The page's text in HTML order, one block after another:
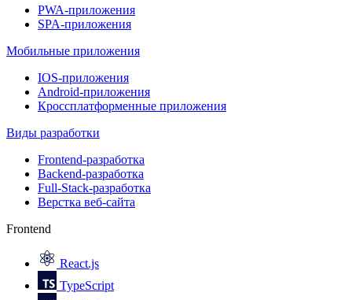
PWA-приложения
SPA-приложения
Мобильные приложения
IOS-приложения
Android-приложения
Кроссплатформенные приложения
Виды разработки
Frontend-разработка
Backend-разработка
Full-Stack-разработка
Верстка веб-сайта
Frontend
React.js
TypeScript